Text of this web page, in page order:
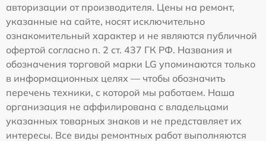
авторизации от производителя. Цены на ремонт,
указанные на сайте, носят исключительно
ознакомительный характер и не являются публичной
офертой согласно п. 2 ст. 437 ГК РФ. Названия и
обозначения торговой марки LG упоминаются только
в информационных целях — чтобы обозначить
перечень техники, с которой мы работаем. Наша
организация не аффилирована с владельцами
указанных товарных знаков и не представляет их
интересы. Все виды ремонтных работ выполняются